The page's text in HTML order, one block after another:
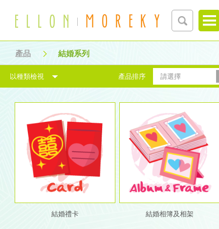
產品 結婚系列
產品排序 請選擇
以種類檢視
結婚禮卡 結婚相簿及相架